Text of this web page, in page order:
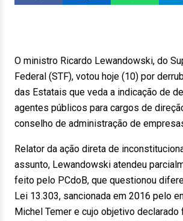
O ministro Ricardo Lewandowski, do
Federal (STF), votou hoje (10) por
das Estatais que veda a indicação de
agentes públicos para cargos de
conselho de administração de
Relator da ação direta de
assunto, Lewandowski atendeu
feito pelo PCdoB, que questionou
Lei 13.303, sancionada em 2016 pelo
Michel Temer e cujo objetivo